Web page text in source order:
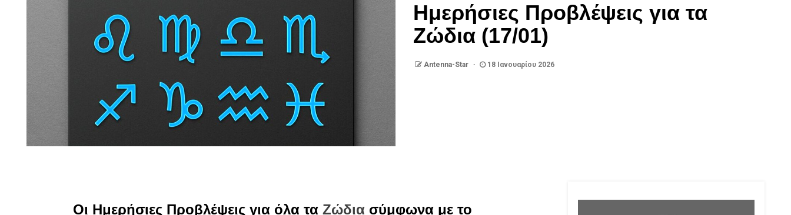
Ημερήσιες Προβλέψεις για τα
Ζώδια (17/01)
Antenna-Star 18 Ιανουαρίου 2026
Οι Ημερήσιες Προβλέψεις για όλα τα Ζώδιασύμφωνα με το